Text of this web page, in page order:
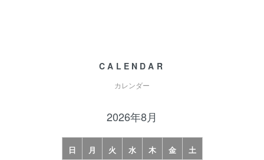
CALENDAR
カレンダー
2026年8月
日 月 火 水 木 金
土